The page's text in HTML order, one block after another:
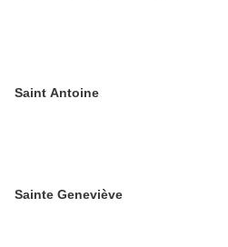
Saint Antoine
Sainte Geneviève